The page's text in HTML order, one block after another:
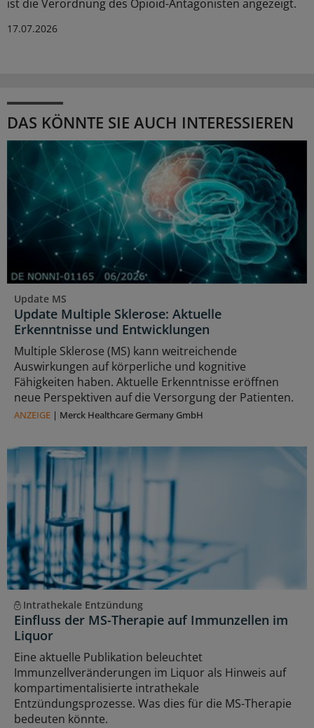
ist die Verordnung des Opioid-Antagonisten angezeigt.
17.07.2026
DAS KÖNNTE SIE AUCH INTERESSIEREN
Update MS
Update Multiple Sklerose: Aktuelle
Erkenntnisse und Entwicklungen
Multiple Sklerose (MS) kann weitreichende
Auswirkungen auf körperliche und kognitive
Fähigkeiten haben. Aktuelle Erkenntnisse eröffnen
neue Perspektiven auf die Versorgung der Patienten.
ANZEIGE | Merck Healthcare Germany GmbH
Intrathekale Entzündung
Einfluss der MS-Therapie auf Immunzellen im
Liquor
Eine aktuelle Publikation beleuchtet
Immunzellveränderungen im Liquor als Hinweis auf
kompartimentalisierte intrathekale
Entzündungsprozesse. Was dies für die MS-Therapie
bedeuten könnte.